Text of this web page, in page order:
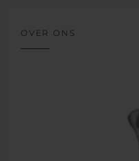
OVER ONS